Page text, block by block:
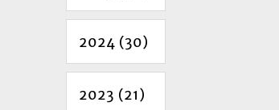
2024 (30)
2023 (21)